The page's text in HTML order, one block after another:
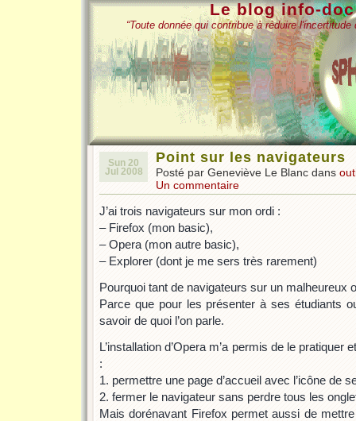
Le blog info-
“Toute donnée qui contribue à réduire
Sun 20
Jul 2008
Point sur les navigateurs
Posté par Geneviève Le Blanc dans
Un commentaire
J’ai trois navigateurs sur mon ordi :
– Firefox (mon basic),
– Opera (mon autre basic),
– Explorer (dont je me sers très rarement)
Pourquoi tant de navigateurs sur un malheureux
Parce que pour les présenter à ses étudiants
savoir de quoi l’on parle.
L’installation d’Opera m’a permis de le
:
1. permettre une page d’accueil avec l’icône de
2. fermer le navigateur sans perdre tous les
Mais dorénavant Firefox permet aussi de